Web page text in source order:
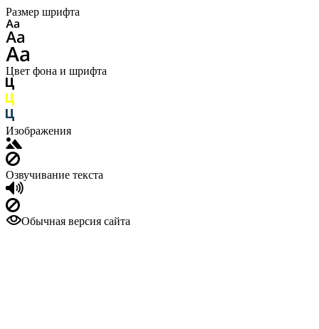
Размер шрифта
Цвет фона и шрифта
Изображения
Озвучивание текста
Обычная версия сайта